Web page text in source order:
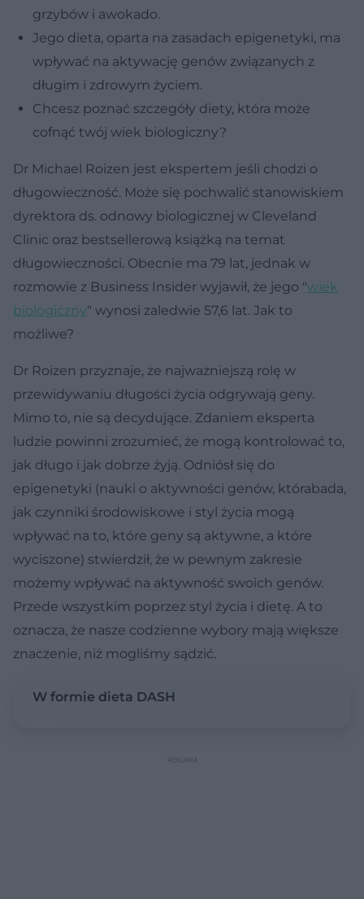
grzybów i awokado.
Jego dieta, oparta na zasadach epigenetyki, ma
wpływać na aktywację genów związanych z
długim i zdrowym życiem.
Chcesz poznać szczegóły diety, która może
cofnąć twój wiek biologiczny?
Dr Michael Roizen jest ekspertem jeśli chodzi o
długowieczność. Może się pochwalić stanowiskiem
dyrektora ds. odnowy biologicznej w Cleveland
Clinic oraz bestsellerową książką na temat
długowieczności. Obecnie ma 79 lat, jednak w
rozmowie z Business Insider wyjawił, że jego "wiek
biologiczny" wynosi zaledwie 57,6 lat. Jak to
możliwe?
Dr Roizen przyznaje, że najważniejszą rolę w
przewidywaniu długości życia odgrywają geny.
Mimo to, nie są decydujące. Zdaniem eksperta
ludzie powinni zrozumieć, że mogą kontrolować to,
jak długo i jak dobrze żyją. Odniósł się do
epigenetyki (nauki o aktywności genów, którabada,
jak czynniki środowiskowe i styl życia mogą
wpływać na to, które geny są aktywne, a które
wyciszone) stwierdził, że w pewnym zakresie
możemy wpływać na aktywność swoich genów.
Przede wszystkim poprzez styl życia i dietę. A to
oznacza, że nasze codzienne wybory mają większe
znaczenie, niż mogliśmy sądzić.
W formie dieta DASH